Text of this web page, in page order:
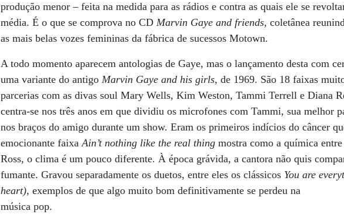
produção menor – feita na medida para as rádios e contra as quais ele se
média. É o que se comprova no CDMarvin Gaye and friends, coletânea
as mais belas vozes femininas da fábrica de sucessos Motown.
A todo momento aparecem antologias de Gaye, mas o lançamento desta com
uma variante do antigoMarvin Gaye and his girls, de 1969. São 18 faixas
parcerias com as divas soul Mary Wells, Kim Weston, Tammi Terrell e Diana
centra-se nos três anos em que dividiu os microfones com Tammi, sua melhor
nos braços do amigo durante um show. Eram os primeiros indícios do câncer
emocionante faixaAin’t nothing like the real thingmostra como a química
Ross, o clima é um pouco diferente. À época grávida, a cantora não quis
fumante. Gravou separadamente os duetos, entre eles os clássicos You are
heart), exemplos de que algo muito bom definitivamente se perdeu na
música pop.